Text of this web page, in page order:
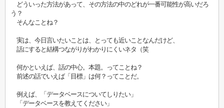
どういった方法があって、その方法の中のどれが一番可能性が高いだろ
う？
そんなことね？
実は、今日言いたいことは、とっても近いことなんだけど、
話にすると結構つながりがわかりにくいネタ（笑
何かといえば、話の中心。本題。ってことね？
前述の話でいえば「目標」は何？ってことだ。
例えば、「データベースについてしりたい」
「データベースを教えてください」